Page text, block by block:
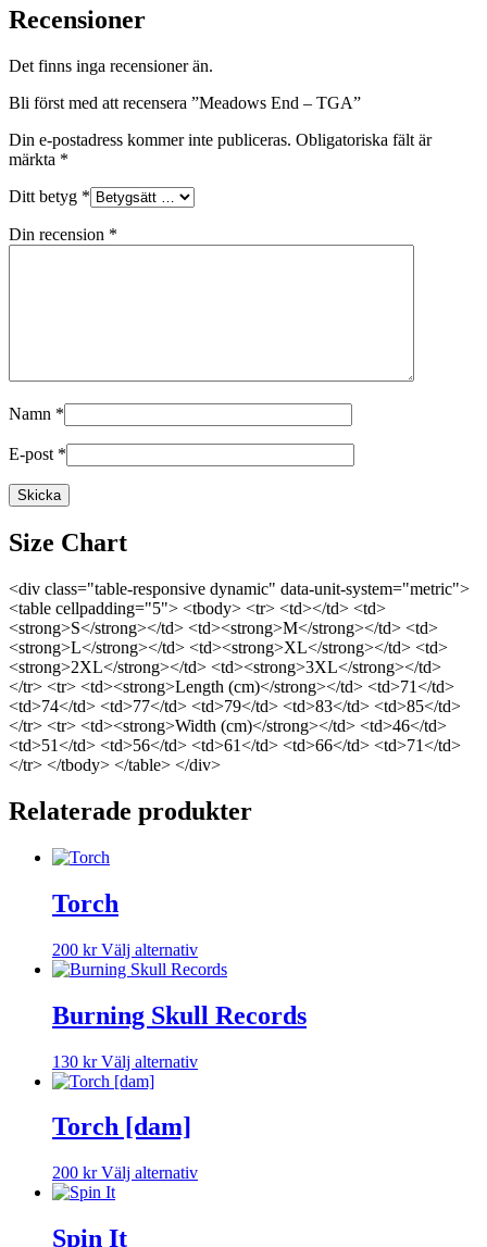
Recensioner
Det finns inga recensioner än.
Bli först med att recensera ”Meadows End – TGA”
Din e-postadress kommer inte publiceras. Obligatoriska fält är
märkta *
Ditt betyg *
Din recension *
Namn *
E-post *
Size Chart
<div class="table-responsive dynamic" data-unit-system="metric">
<table cellpadding="5"> <tbody> <tr> <td></td> <td>
<strong>S</strong></td> <td><strong>M</strong></td> <td>
<strong>L</strong></td> <td><strong>XL</strong></td> <td>
<strong>2XL</strong></td> <td><strong>3XL</strong></td>
</tr> <tr> <td><strong>Length (cm)</strong></td> <td>71</td>
<td>74</td> <td>77</td> <td>79</td> <td>83</td> <td>85</td>
</tr> <tr> <td><strong>Width (cm)</strong></td> <td>46</td>
<td>51</td> <td>56</td> <td>61</td> <td>66</td> <td>71</td>
</tr> </tbody> </table> </div>
Relaterade produkter
Torch
200 kr Välj alternativDen
här
har
flera
De
produktsidan
Burning Skull Records
130 kr Välj alternativDen
De
Torch [dam]
200 kr Välj alternativDen
Spin It